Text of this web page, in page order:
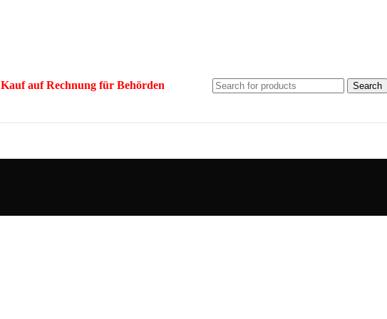
Kauf auf Rechnung für Behörden Search